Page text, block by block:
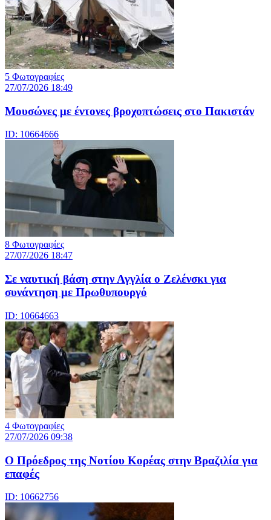
5 Φωτογραφίες
27/07/2026 18:49
Μουσώνες με έντονες βροχοπτώσεις στο Πακιστάν
ID: 10664666
8 Φωτογραφίες
27/07/2026 18:47
Σε ναυτική βάση στην Αγγλία ο Ζελένσκι για
συνάντηση με Πρωθυπουργό
ID: 10664663
4 Φωτογραφίες
27/07/2026 09:38
Ο Πρόεδρος της Νοτίου Κορέας στην Βραζιλία για
επαφές
ID: 10662756